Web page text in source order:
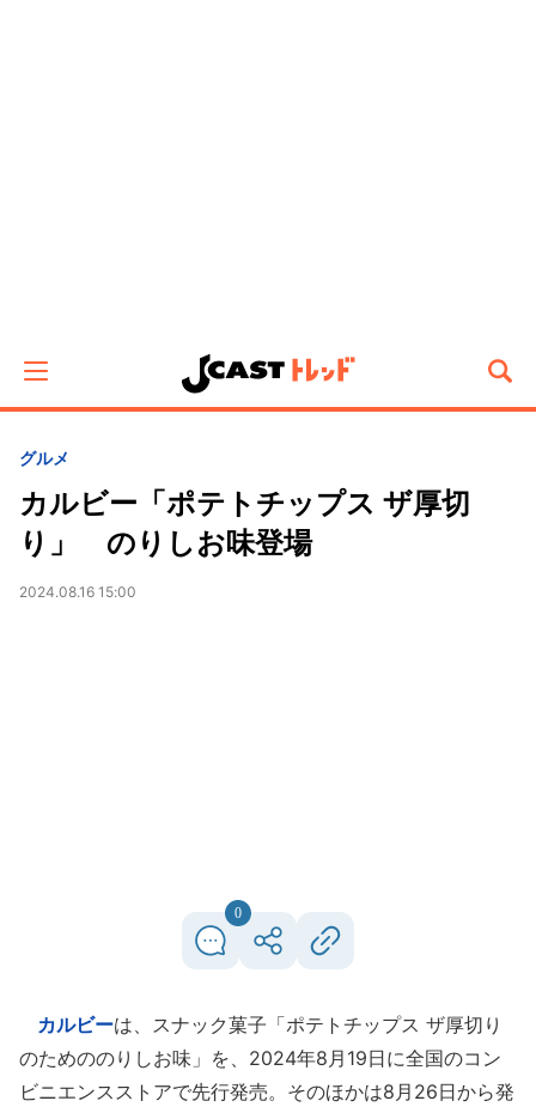
グルメ
カルビー「ポテトチップス ザ厚切
り」 のりしお味登場
2024.08.16 15:00
0
カルビーは、スナック菓子「ポテトチップス ザ厚切り
のためののりしお味」を、2024年8月19日に全国のコン
ビニエンスストアで先行発売。そのほかは8月26日から発